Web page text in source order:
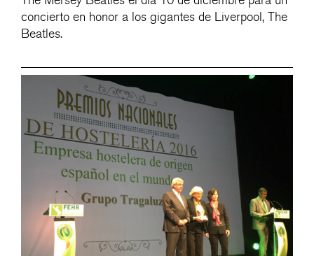
concierto en honor a los gigantes de Liverpool, The
Beatles.